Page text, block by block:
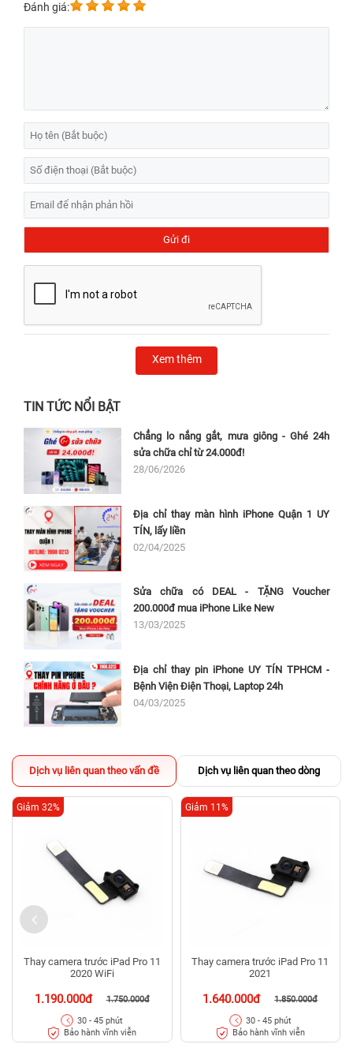
Đánh giá:
Xem thêm
TIN TỨC NỔI BẬT
Chẳng lo nắng gắt, mưa giông - Ghé 24h
sửa chữa chỉ từ 24.000đ!
28/06/2026
Địa chỉ thay màn hình iPhone Quận 1 UY
TÍN, lấy liền
02/04/2025
Sửa chữa có DEAL - TẶNG Voucher
200.000đ mua iPhone Like New
13/03/2025
Địa chỉ thay pin iPhone UY TÍN TPHCM -
Bệnh Viện Điện Thoại, Laptop 24h
04/03/2025
Dịch vụ liên quan theo vấn đề Dịch vụ liên quan theo dòng
Thay camera trước iPad Pro 11
2020 WiFi
1.190.000đ 1.750.000đ
Giảm 32%
30 - 45 phút
Bảo hành vĩnh viễn
Thay camera trước iPad Pro 11
2021
1.640.000đ 1.850.000đ
Giảm 11%
30 - 45 phút
Bảo hành vĩnh viễn